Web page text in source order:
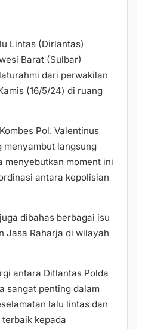
Lintas (Dirlantas)
Barat (Sulbar)
dari perwakilan
(16/5/24) di ruang
Pol. Valentinus
menyambut langsung
menyebutkan moment ini
antara kepolisian
dibahas berbagai isu
Jasa Raharja di wilayah
antara Ditlantas Polda
sangat penting dalam
lalu lintas dan
kepada